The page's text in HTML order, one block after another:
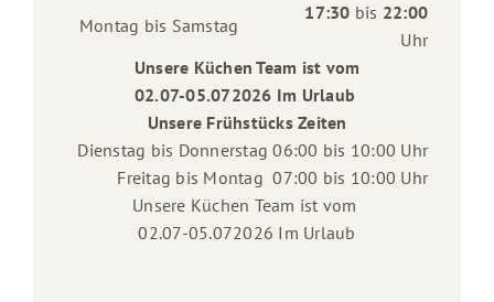
Montag bis Samstag
17:30 bis 22:00
Uhr
Unsere Küchen Team ist vom
02.07-05.072026 Im Urlaub
Unsere Frühstücks Zeiten
Dienstag bis Donnerstag 06:00 bis 10:00 Uhr
Freitag bis Montag 07:00 bis 10:00 Uhr
Unsere Küchen Team ist vom
02.07-05.072026 Im Urlaub